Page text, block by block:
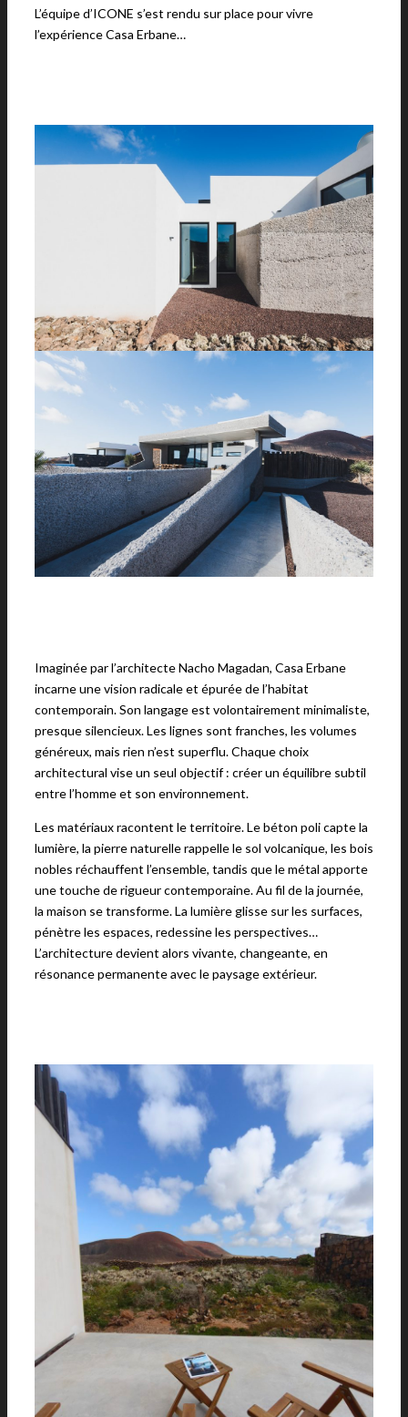
L’équipe d’ICONE s’est rendu sur place pour vivre
l’expérience Casa Erbane…
Imaginée par l’architecte Nacho Magadan, Casa Erbane
incarne une vision radicale et épurée de l’habitat
contemporain. Son langage est volontairement minimaliste,
presque silencieux. Les lignes sont franches, les volumes
généreux, mais rien n’est superflu. Chaque choix
architectural vise un seul objectif : créer un équilibre subtil
entre l’homme et son environnement.
Les matériaux racontent le territoire. Le béton poli capte la
lumière, la pierre naturelle rappelle le sol volcanique, les bois
nobles réchauffent l’ensemble, tandis que le métal apporte
une touche de rigueur contemporaine. Au fil de la journée,
la maison se transforme. La lumière glisse sur les surfaces,
pénètre les espaces, redessine les perspectives…
L’architecture devient alors vivante, changeante, en
résonance permanente avec le paysage extérieur.